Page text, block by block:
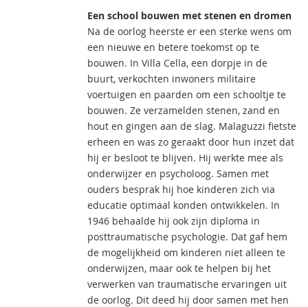
Een school bouwen met stenen en dromen
Na de oorlog heerste er een sterke wens om
een nieuwe en betere toekomst op te
bouwen. In Villa Cella, een dorpje in de
buurt, verkochten inwoners militaire
voertuigen en paarden om een schooltje te
bouwen. Ze verzamelden stenen, zand en
hout en gingen aan de slag. Malaguzzi fietste
erheen en was zo geraakt door hun inzet dat
hij er besloot te blijven. Hij werkte mee als
onderwijzer en psycholoog. Samen met
ouders besprak hij hoe kinderen zich via
educatie optimaal konden ontwikkelen. In
1946 behaalde hij ook zijn diploma in
posttraumatische psychologie. Dat gaf hem
de mogelijkheid om kinderen niet alleen te
onderwijzen, maar ook te helpen bij het
verwerken van traumatische ervaringen uit
de oorlog. Dit deed hij door samen met hen